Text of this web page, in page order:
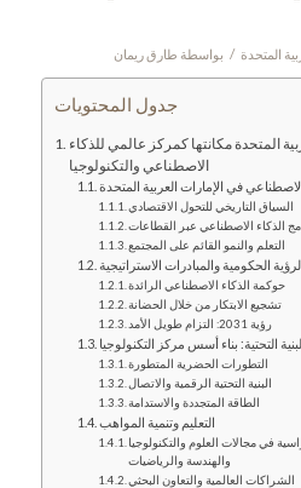
المتحدة / بواسطة طارق ريمان
جدول المحتويات
المتحدة مكانتها كمركز عالمي للذكاء
الاصطناعي والتكنولوجيا
في الإمارات العربية المتحدة
السياق التاريخي للتحول الاقتصادي
الذكاء الاصطناعي عبر القطاعات
التعلم والنمو القائم على المجتمع
الحكومية والمبادرات الاستراتيجية
حوكمة الذكاء الاصطناعي الرائدة
تشجيع الابتكار من خلال الحضانة
رؤية 2031: التزام طويل الأمد
التحتية: بناء أسس مركز التكنولوجيا
التطورات الحضرية المتطورة
البنية التحتية الرقمية والاتصال
الطاقة المتجددة والاستدامة
التعليم وتنمية المواهب
في مجالات العلوم والتكنولوجيا
والهندسة والرياضيات
الشراكات العالمية والتعاون البحثي